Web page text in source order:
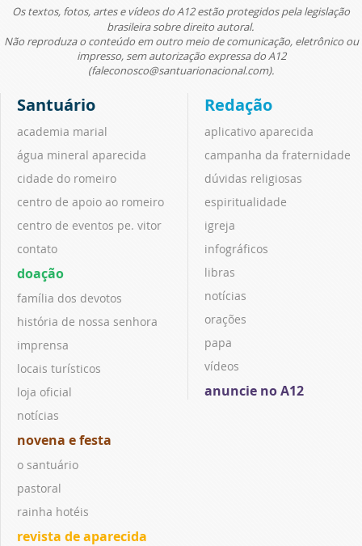
Os textos, fotos, artes e vídeos do A12 estão protegidos pela legislação
brasileira sobre direito autoral.
Não reproduza o conteúdo em outro meio de comunicação, eletrônico ou
impresso, sem autorização expressa do A12
(faleconosco@santuarionacional.com).
Santuário
academia marial
água mineral aparecida
cidade do romeiro
centro de apoio ao romeiro
centro de eventos pe. vitor
contato
doação
família dos devotos
história de nossa senhora
imprensa
locais turísticos
loja oficial
notícias
novena e festa
o santuário
pastoral
rainha hotéis
revista de aparecida
Redação
aplicativo aparecida
campanha da fraternidade
dúvidas religiosas
espiritualidade
igreja
infográficos
libras
notícias
orações
papa
vídeos
anuncie no A12